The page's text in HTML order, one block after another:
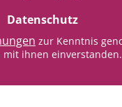
Datenschutz
zur Kenntnis
mit ihnen einverstanden.